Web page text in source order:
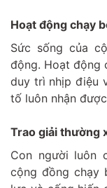
Hoạt động chạy
Sức sống của
động. Hoạt động
duy trì nhịp điệu
tố luôn nhận
Trao giải thường
Con người luôn
cộng đồng chạy